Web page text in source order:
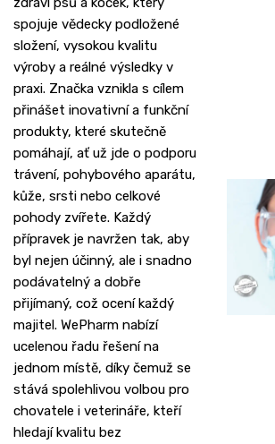
spojuje vědecky podložené
složení, vysokou kvalitu
výroby a reálné výsledky v
praxi. Značka vznikla s cílem
přinášet inovativní a funkční
produkty, které skutečně
pomáhají, ať už jde o podporu
trávení, pohybového aparátu,
kůže, srsti nebo celkové
pohody zvířete. Každý
přípravek je navržen tak, aby
byl nejen účinný, ale i snadno
podávatelný a dobře
přijímaný, což ocení každý
majitel. WePharm nabízí
ucelenou řadu řešení na
jednom místě, díky čemuž se
stává spolehlivou volbou pro
chovatele i veterináře, kteří
hledají kvalitu bez